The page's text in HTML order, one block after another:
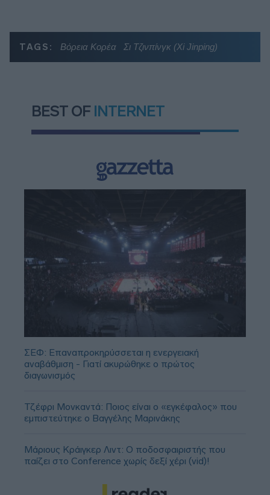
TAGS: Βόρεια Κορέα Σι Τζινπίνγκ (Xi Jinping)
BEST OF INTERNET
ΣΕΦ: Επαναπροκηρύσσεται η ενεργειακή
αναβάθμιση - Γιατί ακυρώθηκε ο πρώτος
διαγωνισμός
Τζέφρι Μονκαντά: Ποιος είναι ο «εγκέφαλος» που
εμπιστεύτηκε ο Βαγγέλης Μαρινάκης
Μάριους Κράιγκερ Λιντ: Ο ποδοσφαιριστής που
παίζει στο Conference χωρίς δεξί χέρι (vid)!